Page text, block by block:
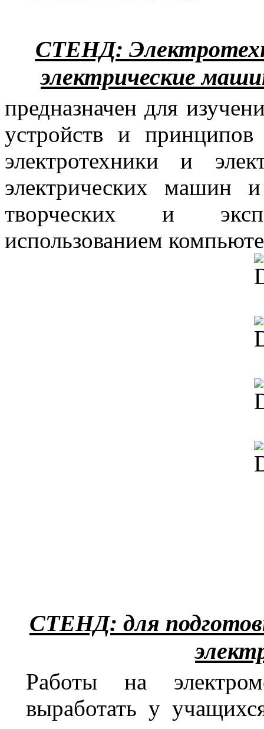
СТЕНД:
электрические
предназначен для
устройств и
электротехникии
электрических машин и
творческих и
использованием
СТЕНД: для
Работы на
выработать у